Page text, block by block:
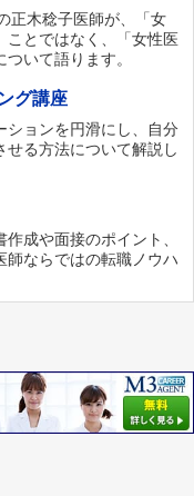
正木稔子医師が、「女
ことではなく、「女性医
いて語ります。
グ講座
ションを円滑にし、自分
せる方法について解説し
成や面接のポイント、
師ならではの転職ノウハ